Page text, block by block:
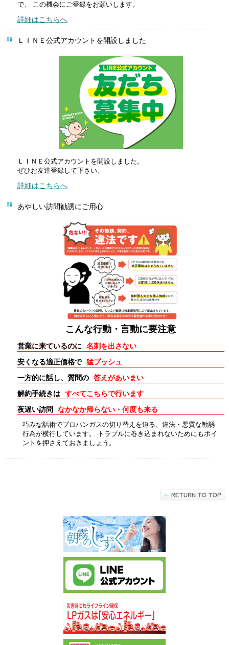
で、 この機会にご登録をお願いします。
詳細はこちらへ
ＬＩＮＥ公式アカウントを開設しました
ＬＩＮＥ公式アカウントを開設しました。
ぜひお友達登録して下さい。
詳細はこちらへ
あやしい訪問勧誘にご用心
こんな行動・言動に要注意
営業に来ているのに
名刺を出さない
安くなる適正価格で 猛プッシュ
一方的に話し、質問の 答えがあいまい
解約手続きは すべてこちらで行います
夜遅い訪問
なかなか帰らない・何度も来る
巧みな話術でプロパンガスの切り替えを迫る、違法・悪質な勧誘
行為が横行しています。 トラブルに巻き込まれないためにもポイ
ントを押さえておきましょう。